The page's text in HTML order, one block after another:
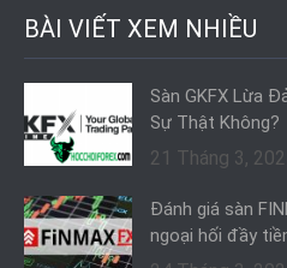
BÀI VIẾT XEM NHIỀU
Sàn GKFX Lừa
Sự Thật Không?
21 Tháng 3,
Đánh giá sàn
ngoại hối đầy